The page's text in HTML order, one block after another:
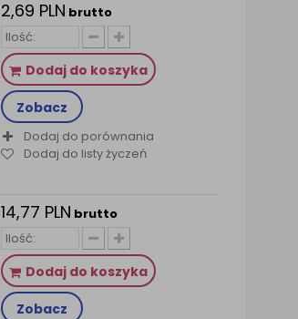
2,69 PLN brutto
Dodaj do koszyka
Zobacz
Dodaj do porównania
Dodaj do listy życzeń
14,77 PLN brutto
Dodaj do koszyka
Zobacz